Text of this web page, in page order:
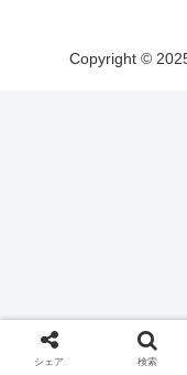
Copyright ©
シェア 検索